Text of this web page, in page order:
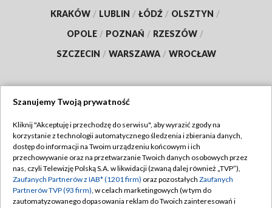
KRAKÓW / LUBLIN / ŁÓDŹ / OLSZTYN /
OPOLE / POZNAŃ / RZESZÓW /
SZCZECIN / WARSZAWA / WROCŁAW
TVP
Abonament TVP
Emisja w TVP
Centrum informacji TVP
Regulamin TVP
Polityka prywatności
Moje zgody
Szanujemy Twoją prywatność
Kliknij "Akceptuję i przechodzę do serwisu", aby wyrazić zgody na
korzystanie z technologii automatycznego śledzenia i zbierania danych,
dostęp do informacji na Twoim urządzeniu końcowym i ich
przechowywanie oraz na przetwarzanie Twoich danych osobowych przez
nas, czyli Telewizję Polską S.A. w likwidacji (zwaną dalej również „TVP”),
Zaufanych Partnerów z IAB* (1201 firm) oraz pozostałych Zaufanych
Partnerów TVP (93 firm), w celach marketingowych (w tym do
zautomatyzowanego dopasowania reklam do Twoich zainteresowań i